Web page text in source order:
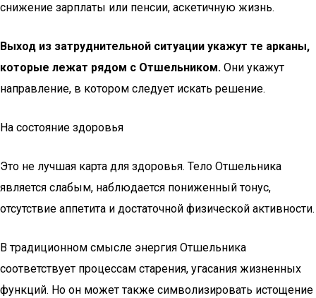
снижение зарплаты или пенсии, аскетичную жизнь.
Выход из затруднительной ситуации укажут те арканы,
которые лежат рядом с Отшельником. Они укажут
направление, в котором следует искать решение.
На состояние здоровья
Это не лучшая карта для здоровья. Тело Отшельника
является слабым, наблюдается пониженный тонус,
отсутствие аппетита и достаточной физической активности.
В традиционном смысле энергия Отшельника
соответствует процессам старения, угасания жизненных
функций. Но он может также символизировать истощение